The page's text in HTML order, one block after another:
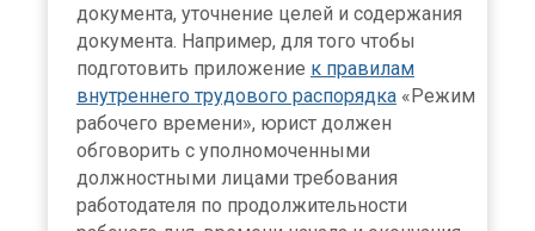
документа, уточнение целей и содержания
документа. Например, для того чтобы
подготовить приложение к правилам
внутреннего трудового распорядка «Режим
рабочего времени», юрист должен
обговорить с уполномоченными
должностными лицами требования
работодателя по продолжительности